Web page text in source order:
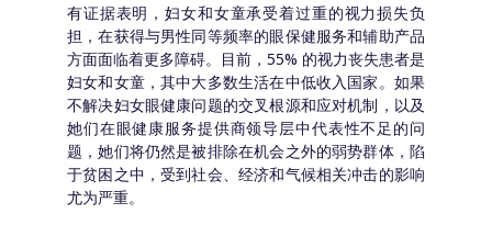
有证据表明，妇女和女童承受着过重的视力损失负
担，在获得与男性同等频率的眼保健服务和辅助产品
方面面临着更多障碍。目前，55% 的视力丧失患者是
妇女和女童，其中大多数生活在中低收入国家。如果
不解决妇女眼健康问题的交叉根源和应对机制，以及
她们在眼健康服务提供商领导层中代表性不足的问
题，她们将仍然是被排除在机会之外的弱势群体，陷
于贫困之中，受到社会、经济和气候相关冲击的影响
尤为严重。